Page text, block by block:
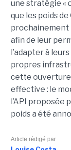
une stratégie «
que les poids
prochainement
afin de leur
l’adapter à
propres
cette ouverture
effective : le
l’API proposée
poids a été
Article rédigé par